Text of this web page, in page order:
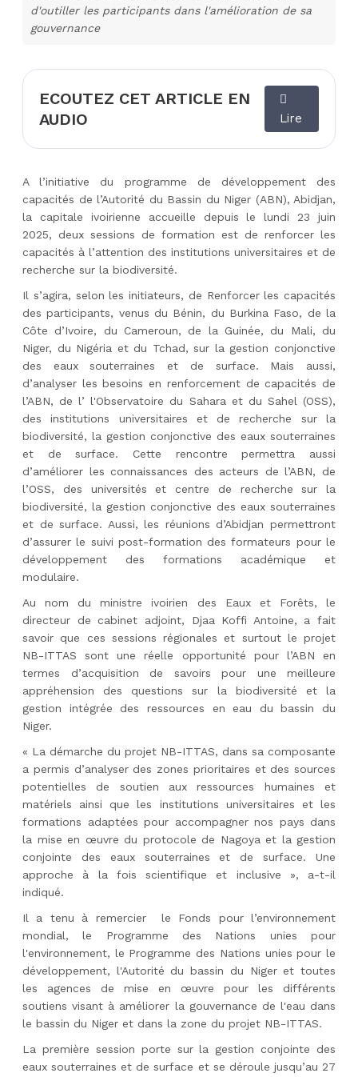
d'outiller les participants dans l'amélioration de sa
gouvernance
ECOUTEZ CET ARTICLE EN
AUDIO
Lire
A l’initiative du programme de développement des
capacités de l’Autorité du Bassin du Niger (ABN), Abidjan,
la capitale ivoirienne accueille depuis le lundi 23 juin
2025, deux sessions de formation est de renforcer les
capacités à l’attention des institutions universitaires et de
recherche sur la biodiversité.
Il s’agira, selon les initiateurs, de Renforcer les capacités
des participants, venus du Bénin, du Burkina Faso, de la
Côte d’Ivoire, du Cameroun, de la Guinée, du Mali, du
Niger, du Nigéria et du Tchad, sur la gestion conjonctive
des eaux souterraines et de surface. Mais aussi,
d’analyser les besoins en renforcement de capacités de
l’ABN, de l’ l'Observatoire du Sahara et du Sahel (OSS),
des institutions universitaires et de recherche sur la
biodiversité, la gestion conjonctive des eaux souterraines
et de surface. Cette rencontre permettra aussi
d’améliorer les connaissances des acteurs de l’ABN, de
l’OSS, des universités et centre de recherche sur la
biodiversité, la gestion conjonctive des eaux souterraines
et de surface. Aussi, les réunions d’Abidjan permettront
d’assurer le suivi post-formation des formateurs pour le
développement des formations académique et
modulaire.
Au nom du ministre ivoirien des Eaux et Forêts, le
directeur de cabinet adjoint, Djaa Koffi Antoine, a fait
savoir que ces sessions régionales et surtout le projet
NB-ITTAS sont une réelle opportunité pour l’ABN en
termes d’acquisition de savoirs pour une meilleure
appréhension des questions sur la biodiversité et la
gestion intégrée des ressources en eau du bassin du
Niger.
« La démarche du projet NB-ITTAS, dans sa composante
a permis d’analyser des zones prioritaires et des sources
potentielles de soutien aux ressources humaines et
matériels ainsi que les institutions universitaires et les
formations adaptées pour accompagner nos pays dans
la mise en œuvre du protocole de Nagoya et la gestion
conjointe des eaux souterraines et de surface. Une
approche à la fois scientifique et inclusive », a-t-il
indiqué.
Il a tenu à remercier
le Fonds pour l’environnement
mondial, le Programme des Nations unies pour
l'environnement, le Programme des Nations unies pour le
développement, l'Autorité du bassin du Niger et toutes
les agences de mise en œuvre pour les différents
soutiens visant à améliorer la gouvernance de l'eau dans
le bassin du Niger et dans la zone du projet NB-ITTAS.
La première session porte sur la gestion conjointe des
eaux souterraines et de surface et se déroule jusqu’au 27